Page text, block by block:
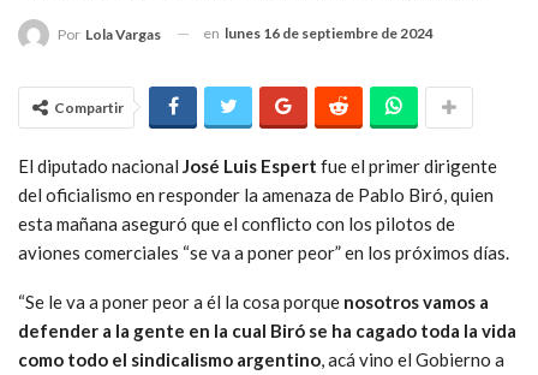
Por Lola Vargas en lunes 16 de septiembre de 2024
Compartir
El diputado nacional José Luis Espert fue el primer dirigente
del oficialismo en responder la amenaza de Pablo Biró, quien
esta mañana aseguró que el conflicto con los pilotos de
aviones comerciales “se va a poner peor” en los próximos días.
“Se le va a poner peor a él la cosa porque nosotros vamos a
defender a la gente en la cual Biró se ha cagado toda la vida
como todo el sindicalismo argentino, acá vino el Gobierno a